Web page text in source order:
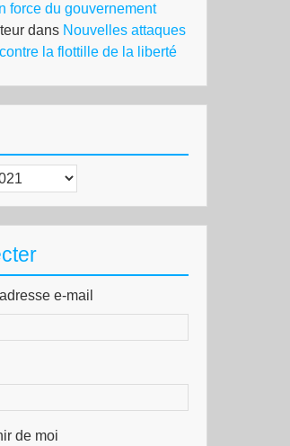
force du gouvernement
dans Nouvelles attaques
la flottille de la liberté
e-mail
de moi